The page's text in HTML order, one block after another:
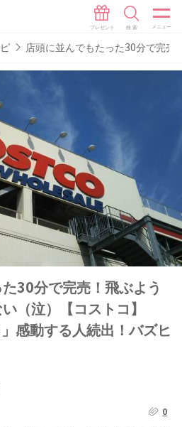
店頭に並んでもたった30分で完売
30分で完売！飛ぶよう
（泣）【コストコ】
感動する人続出！バズヒ
0